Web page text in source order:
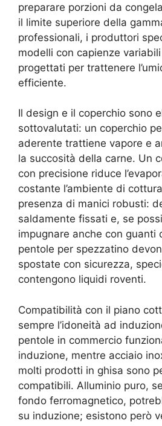
preparare porzioni da
il limite superiore della
professionali, i produttori
modelli con capienze
progettati per trattenere
efficiente.
Il design e il coperchio sono
sottovalutati: un coperchio
aderente trattiene vapore e
la succosità della carne. Un
con precisione riduce
costante l’ambiente di
presenza di manici robusti:
saldamente fissati e, se
impugnare anche con guanti
pentole per spezzatino
spostate con sicurezza,
contengono liquidi roventi.
Compatibilità con il piano
sempre l’idoneità ad
pentole in commercio
induzione, mentre acciaio
molti prodotti in ghisa sono
compatibili. Alluminio puro,
fondo ferromagnetico,
su induzione; esistono però